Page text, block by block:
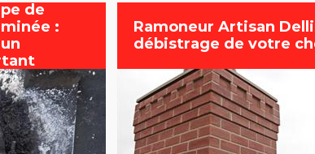
de
:
Ramoneur Artisan
débistrage de votre